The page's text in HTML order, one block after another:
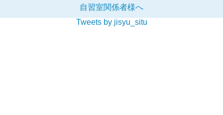
自習室関係者様へ
Tweets by jisyu_situ